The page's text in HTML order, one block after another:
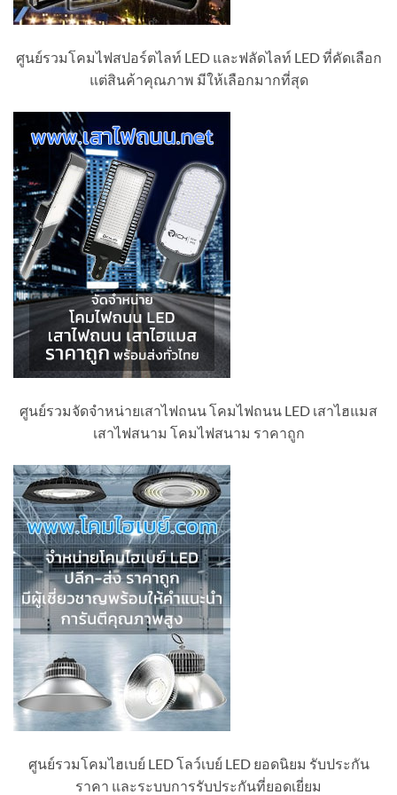
ศูนย์รวมโคมไฟสปอร์ตไลท์ LED และฟลัดไลท์ LED ที่คัดเลือก
แต่สินค้าคุณภาพ มีให้เลือกมากที่สุด
ศูนย์รวมจัดจำหน่ายเสาไฟถนน โคมไฟถนน LED เสาไฮแมส
เสาไฟสนาม โคมไฟสนาม ราคาถูก
ศูนย์รวมโคมไฮเบย์ LED โลว์เบย์ LED ยอดนิยม รับประกัน
ราคา และระบบการรับประกันที่ยอดเยี่ยม